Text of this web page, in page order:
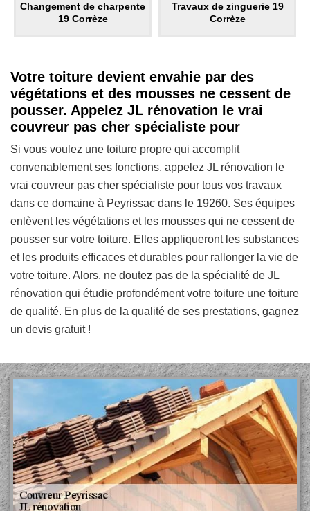
Changement de charpente
19 Corrèze
Travaux de zinguerie 19
Corrèze
Votre toiture devient envahie par des
végétations et des mousses ne cessent de
pousser. Appelez JL rénovation le vrai
couvreur pas cher spécialiste pour
Si vous voulez une toiture propre qui accomplit
convenablement ses fonctions, appelez JL rénovation le
vrai couvreur pas cher spécialiste pour tous vos travaux
dans ce domaine à Peyrissac dans le 19260. Ses équipes
enlèvent les végétations et les mousses qui ne cessent de
pousser sur votre toiture. Elles appliqueront les substances
et les produits efficaces et durables pour rallonger la vie de
votre toiture. Alors, ne doutez pas de la spécialité de JL
rénovation qui étudie profondément votre toiture une toiture
de qualité. En plus de la qualité de ses prestations, gagnez
un devis gratuit !